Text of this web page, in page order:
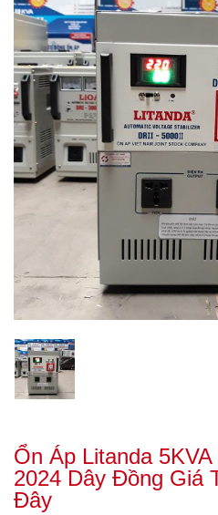
Ổn Áp Litanda
2024 Dây Đồng Giá
Đây